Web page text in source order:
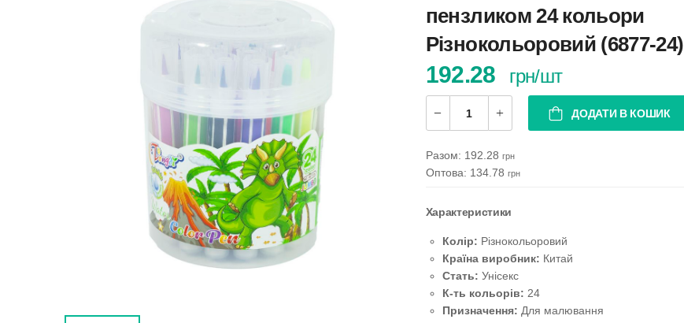
пензликом 24 кольори
Різнокольоровий (6877-24)
192.28 грн/шт
ДОДАТИ В КОШИК
Разом: 192.28 грн
Оптова: 134.78 грн
Характеристики
Колір: Різнокольоровий
Країна виробник: Китай
Стать: Унісекс
К-ть кольорів: 24
Призначення: Для малювання